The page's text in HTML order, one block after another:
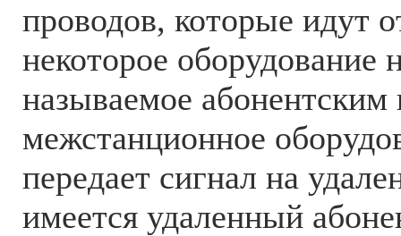
проводов, которые идут
некоторое оборудование
называемое абонентским
межстанционное
передает сигнал на
имеется удаленный